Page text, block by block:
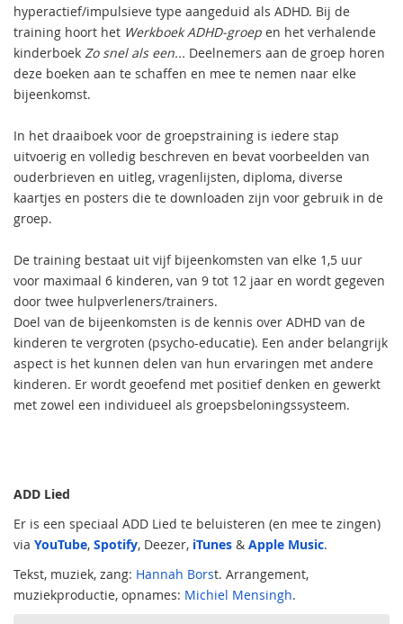
hyperactief/impulsieve type aangeduid als ADHD. Bij de
training hoort het Werkboek ADHD-groep en het verhalende
kinderboek Zo snel als een... Deelnemers aan de groep horen
deze boeken aan te schaffen en mee te nemen naar elke
bijeenkomst.
In het draaiboek voor de groepstraining is iedere stap
uitvoerig en volledig beschreven en bevat voorbeelden van
ouderbrieven en uitleg, vragenlijsten, diploma, diverse
kaartjes en posters die te downloaden zijn voor gebruik in de
groep.
De training bestaat uit vijf bijeenkomsten van elke 1,5 uur
voor maximaal 6 kinderen, van 9 tot 12 jaar en wordt gegeven
door twee hulpverleners/trainers.
Doel van de bijeenkomsten is de kennis over ADHD van de
kinderen te vergroten (psycho-educatie). Een ander belangrijk
aspect is het kunnen delen van hun ervaringen met andere
kinderen. Er wordt geoefend met positief denken en gewerkt
met zowel een individueel als groepsbeloningssysteem.
ADD Lied
Er is een speciaal ADD Lied te beluisteren (en mee te zingen)
via YouTube, Spotify, Deezer, iTunes & Apple Music.
Tekst, muziek, zang: Hannah Borst. Arrangement,
muziekproductie, opnames: Michiel Mensingh.